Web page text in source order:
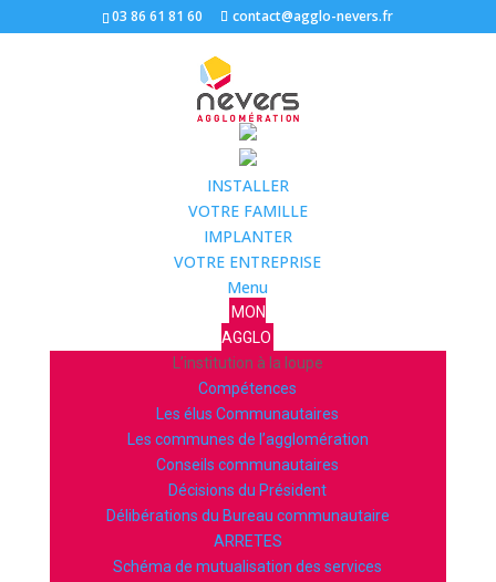
03 86 61 81 60 contact@agglo-nevers.fr
INSTALLER
VOTRE FAMILLE
IMPLANTER
VOTRE ENTREPRISE
Menu
MON
AGGLO
L’institution à la loupe
Compétences
Les élus Communautaires
Les communes de l’agglomération
Conseils communautaires
Décisions du Président
Délibérations du Bureau communautaire
ARRETES
Schéma de mutualisation des services